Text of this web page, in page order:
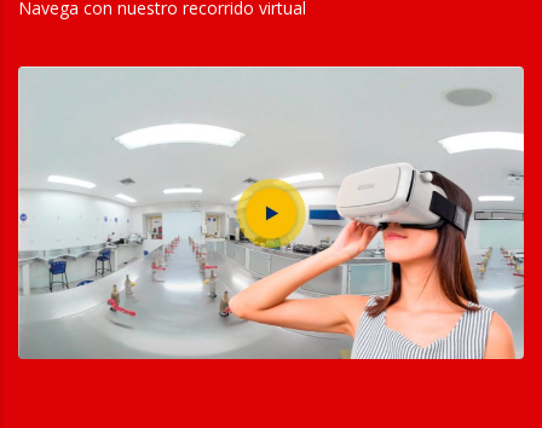
Navega con nuestro recorrido virtual